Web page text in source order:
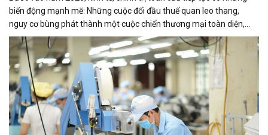
biến động mạnh mẽ: Những cuộc đối đầu thuế quan leo thang,
nguy cơ bùng phát thành một cuộc chiến thương mại toàn diện,
chủ nghĩa dân túy và bảo hộ thương mại gia tăng, chuỗi cung ứng
toàn cầu đang được tái định hình với những chuyển dịch chiến lược
quan trọng…